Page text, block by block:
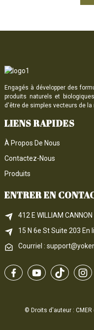
Engagés à développer des
produits naturels et
d'être de simples vecteurs de la
LIENS RAPIDES
À Propos De Nous
Contactez-Nous
Produits
ENTRER EN
412 E WILLIAM
15 N 6e St Suite 203 En
Courriel :
© Droits d'auteur : CMER